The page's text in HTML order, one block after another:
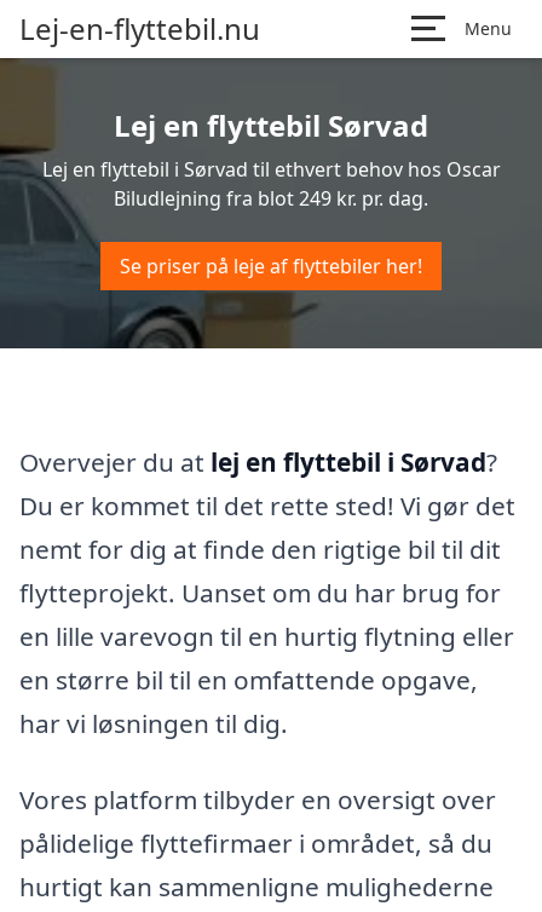
Lej-en-flyttebil.nu Menu
Lej en flyttebil Sørvad
Lej en flyttebil i Sørvad til ethvert behov hos Oscar
Biludlejning fra blot 249 kr. pr. dag.
Se priser på leje af flyttebiler her!
Overvejer du at lej en flyttebil i Sørvad?
Du er kommet til det rette sted! Vi gør det
nemt for dig at finde den rigtige bil til dit
flytteprojekt. Uanset om du har brug for
en lille varevogn til en hurtig flytning eller
en større bil til en omfattende opgave,
har vi løsningen til dig.
Vores platform tilbyder en oversigt over
pålidelige flyttefirmaer i området, så du
hurtigt kan sammenligne mulighederne